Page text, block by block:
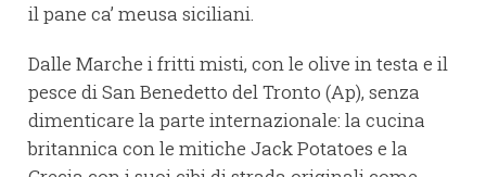
il pane ca’ meusa siciliani.
Dalle Marche i fritti misti, con le olive in testa e il
pesce di San Benedetto del Tronto (Ap), senza
dimenticare la parte internazionale: la cucina
britannica con le mitiche Jack Potatoes e la